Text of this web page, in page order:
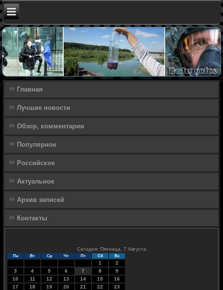
Главная
Лучшие новости
Обзор, комментарии
Популярное
Российское
Актуальное
Архив записей
Контакты
Сегодня: Пятница, 7 Августа
Пн Вт Ср Чт Пт Сб Вс
1
2
3
4 5 6 7 8
9
10
11 12 13 14 15
16
17
18 19 20 21 22
23